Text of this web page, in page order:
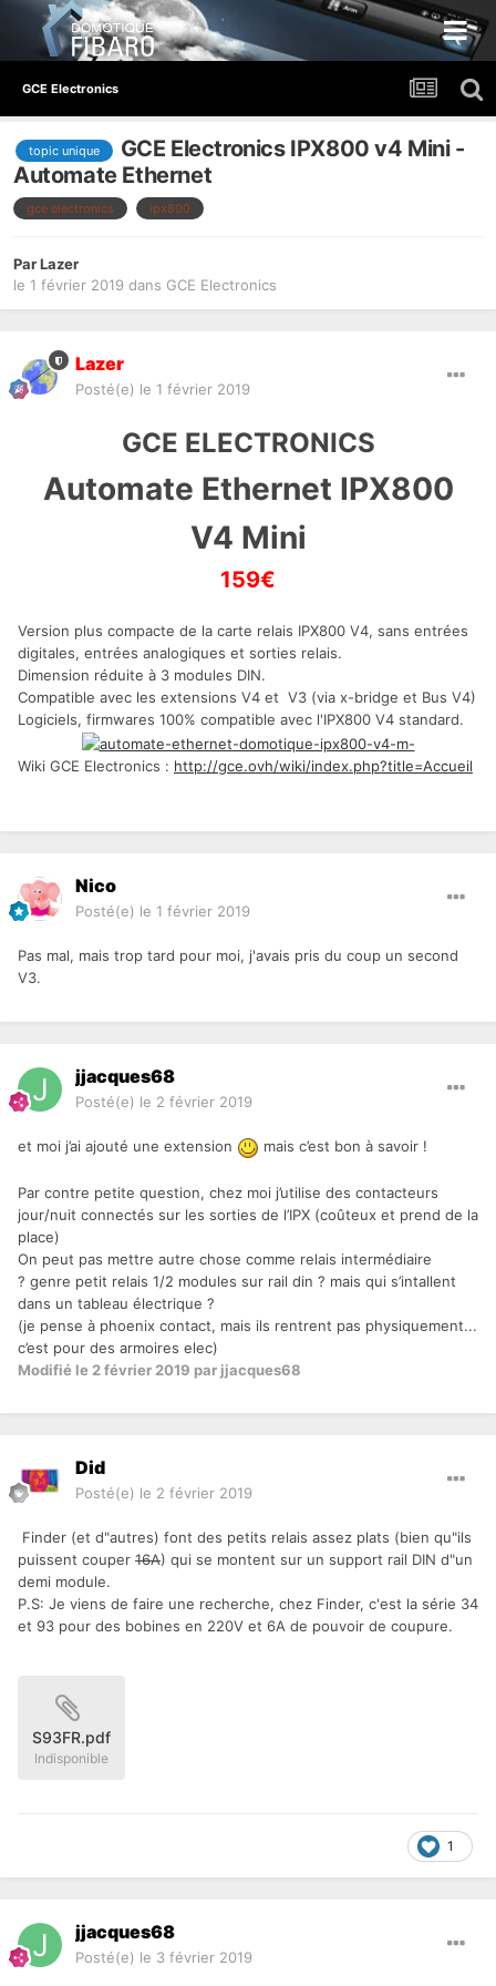
GCE Electronics
topic unique
GCE Electronics IPX800 v4 Mini -
Automate Ethernet
gce electronics ipx800
ParLazer
le 1 février 2019 dans GCE Electronics
Lazer
Posté(e) le 1 février 2019
GCE ELECTRONICS
Automate Ethernet IPX800
V4 Mini
159€
Version plus compacte de la carte relais IPX800 V4, sans entrées
digitales, entrées analogiques et sorties relais.
Dimension réduite à 3 modules DIN.
Compatible avec les extensions V4 et V3 (via x-bridge et Bus V4)
Logiciels, firmwares 100% compatible avec l'IPX800 V4 standard.
Wiki GCE Electronics : http://gce.ovh/wiki/index.php?title=Accueil
Nico
Posté(e) le 1 février 2019
Pas mal, mais trop tard pour moi, j'avais pris du coup un second
V3.
jjacques68
Posté(e) le 2 février 2019
et moi j’ai ajouté une extension mais c’est bon à savoir !
Par contre petite question, chez moi j’utilise des contacteurs
jour/nuit connectés sur les sorties de l’IPX (coûteux et prend de la
place)
On peut pas mettre autre chose comme relais intermédiaire
? genre petit relais 1/2 modules sur rail din ? mais qui s’intallent
dans un tableau électrique ?
(je pense à phoenix contact, mais ils rentrent pas physiquement...
c’est pour des armoires elec)
Modifié le 2 février 2019 par jjacques68
Did
Posté(e) le 2 février 2019
Finder (et d"autres) font des petits relais assez plats (bien qu"ils
puissent couper 16A) qui se montent sur un support rail DIN d"un
demi module.
P.S: Je viens de faire une recherche, chez Finder, c'est la série 34
et 93 pour des bobines en 220V et 6A de pouvoir de coupure.
S93FR.pdf
Indisponible
1
jjacques68
Posté(e) le 3 février 2019